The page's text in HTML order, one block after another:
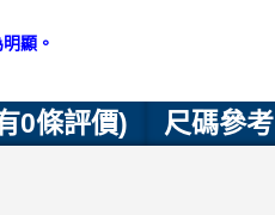
顯。
0條評價) 尺碼參考